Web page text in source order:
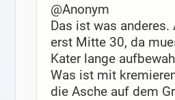
@Anonym
Das ist was anderes.
erst Mitte 30, da
Kater lange
Was ist mit
die Asche auf dem